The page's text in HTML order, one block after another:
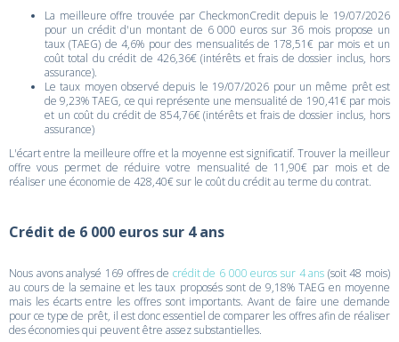
La meilleure offre trouvée par CheckmonCredit depuis le 19/07/2026
pour un crédit d'un montant de 6 000 euros sur 36 mois propose un
taux (TAEG) de 4,6% pour des mensualités de 178,51€ par mois et un
coût total du crédit de 426,36€ (intérêts et frais de dossier inclus, hors
assurance).
Le taux moyen observé depuis le 19/07/2026 pour un même prêt est
de 9,23% TAEG, ce qui représente une mensualité de 190,41€ par mois
et un coût du crédit de 854,76€ (intérêts et frais de dossier inclus, hors
assurance)
L'écart entre la meilleure offre et la moyenne est significatif. Trouver la meilleur
offre vous permet de réduire votre mensualité de 11,90€ par mois et de
réaliser une économie de 428,40€ sur le coût du crédit au terme du contrat.
Crédit de 6 000 euros sur 4 ans
Nous avons analysé 169 offres de crédit de 6 000 euros sur 4 ans (soit 48 mois)
au cours de la semaine et les taux proposés sont de 9,18% TAEG en moyenne
mais les écarts entre les offres sont importants. Avant de faire une demande
pour ce type de prêt, il est donc essentiel de comparer les offres afin de réaliser
des économies qui peuvent être assez substantielles.